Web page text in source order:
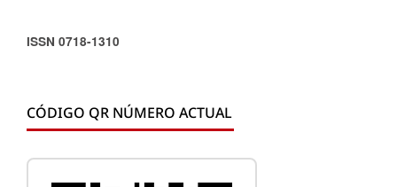
ISSN 0718-1310
CÓDIGO QR NÚMERO ACTUAL